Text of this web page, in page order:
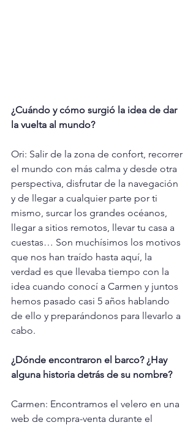
¿Cuándo y cómo surgió la idea de dar
la vuelta al mundo?
Ori: Salir de la zona de confort, recorrer
el mundo con más calma y desde otra
perspectiva, disfrutar de la navegación
y de llegar a cualquier parte por ti
mismo, surcar los grandes océanos,
llegar a sitios remotos, llevar tu casa a
cuestas… Son muchísimos los motivos
que nos han traído hasta aquí, la
verdad es que llevaba tiempo con la
idea cuando conocí a Carmen y juntos
hemos pasado casi 5 años hablando
de ello y preparándonos para llevarlo a
cabo.
¿Dónde encontraron el barco? ¿Hay
alguna historia detrás de su nombre?
Carmen: Encontramos el velero en una
web de compra-venta durante el